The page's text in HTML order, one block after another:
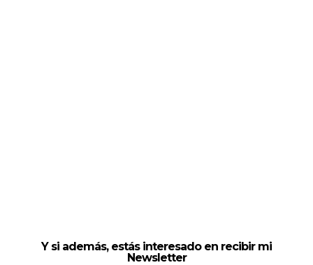
Y si además, estás interesado en recibir mi
Newsletter